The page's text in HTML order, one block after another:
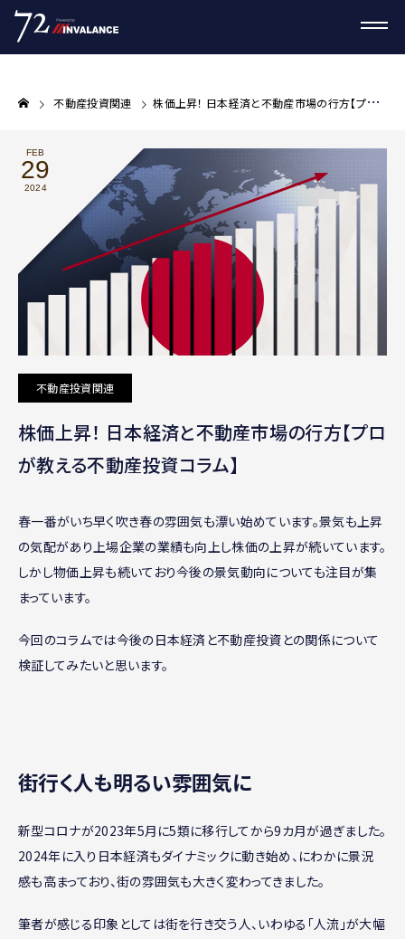
不動産投資関連 株価上昇！ 日本経済と不動産市場の行方【プロが教える不動産投資コラム】
FEB
29
2024
不動産投資関連
株価上昇！ 日本経済と不動産市場の行方【プロ
が教える不動産投資コラム】
春一番がいち早く吹き春の雰囲気も漂い始めています。景気も上昇
の気配があり上場企業の業績も向上し株価の上昇が続いています。
しかし物価上昇も続いており今後の景気動向についても注目が集
まっています。
今回のコラムでは今後の日本経済と不動産投資との関係について
検証してみたいと思います。
街行く人も明るい雰囲気に
新型コロナが2023年5月に5類に移行してから9カ月が過ぎました。
2024年に入り日本経済もダイナミックに動き始め、にわかに景況
感も高まっており、街の雰囲気も大きく変わってきました。
筆者が感じる印象としては街を行き交う人、いわゆる「人流」が大幅